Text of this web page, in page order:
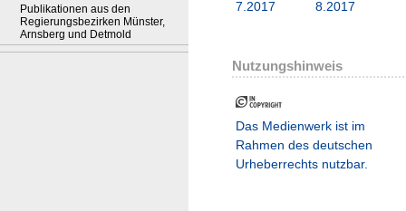
Publikationen aus den
Regierungsbezirken Münster,
Arnsberg und Detmold
7.2017 8.2017
Nutzungshinweis
Das Medienwerk ist im
Rahmen des deutschen
Urheberrechts nutzbar.